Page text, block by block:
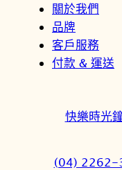
關於我們
品牌
客戶服務
付款 & 運送
快樂時光
(04) 2262-